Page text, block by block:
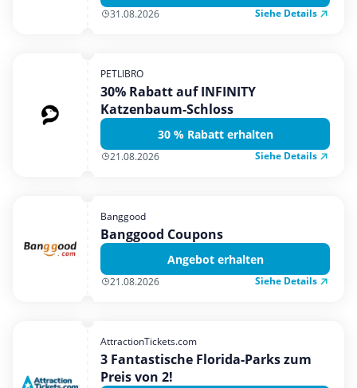
31.08.2026 Siehe Details
PETLIBRO
30% Rabatt auf INFINITY
Katzenbaum-Schloss
30 % Rabatt erhalten
21.08.2026 Siehe Details
Banggood
Banggood Coupons
Angebot erhalten
21.08.2026 Siehe Details
AttractionTickets.com
3 Fantastische Florida-Parks zum
Preis von 2!